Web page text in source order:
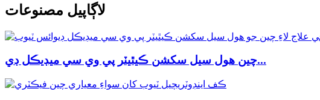
لاڳاپيل مصنوعات
چين هول سيل سکشن ڪيٿيٽر پي وي سي ميڊيڪل ڊي...